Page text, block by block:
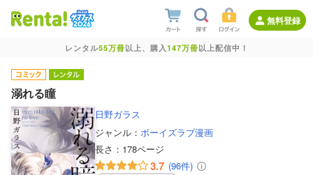
無料登録
レンタル55万冊以上、購入147万冊以上配信中！
溺れる瞳
日野ガラス
ジャンル： ボーイズラブ漫画
長さ： 178ページ
3.7 (96件)